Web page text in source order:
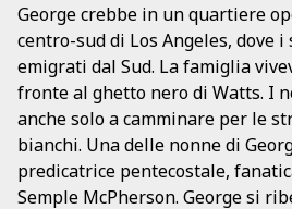
George crebbe in un quartiere
centro-sud di Los Angeles, dove
emigrati dal Sud. La famiglia
fronte al ghetto nero di Watts. I
anche solo a camminare per le
bianchi. Una delle nonne di
predicatrice pentecostale,
Semple McPherson. George si